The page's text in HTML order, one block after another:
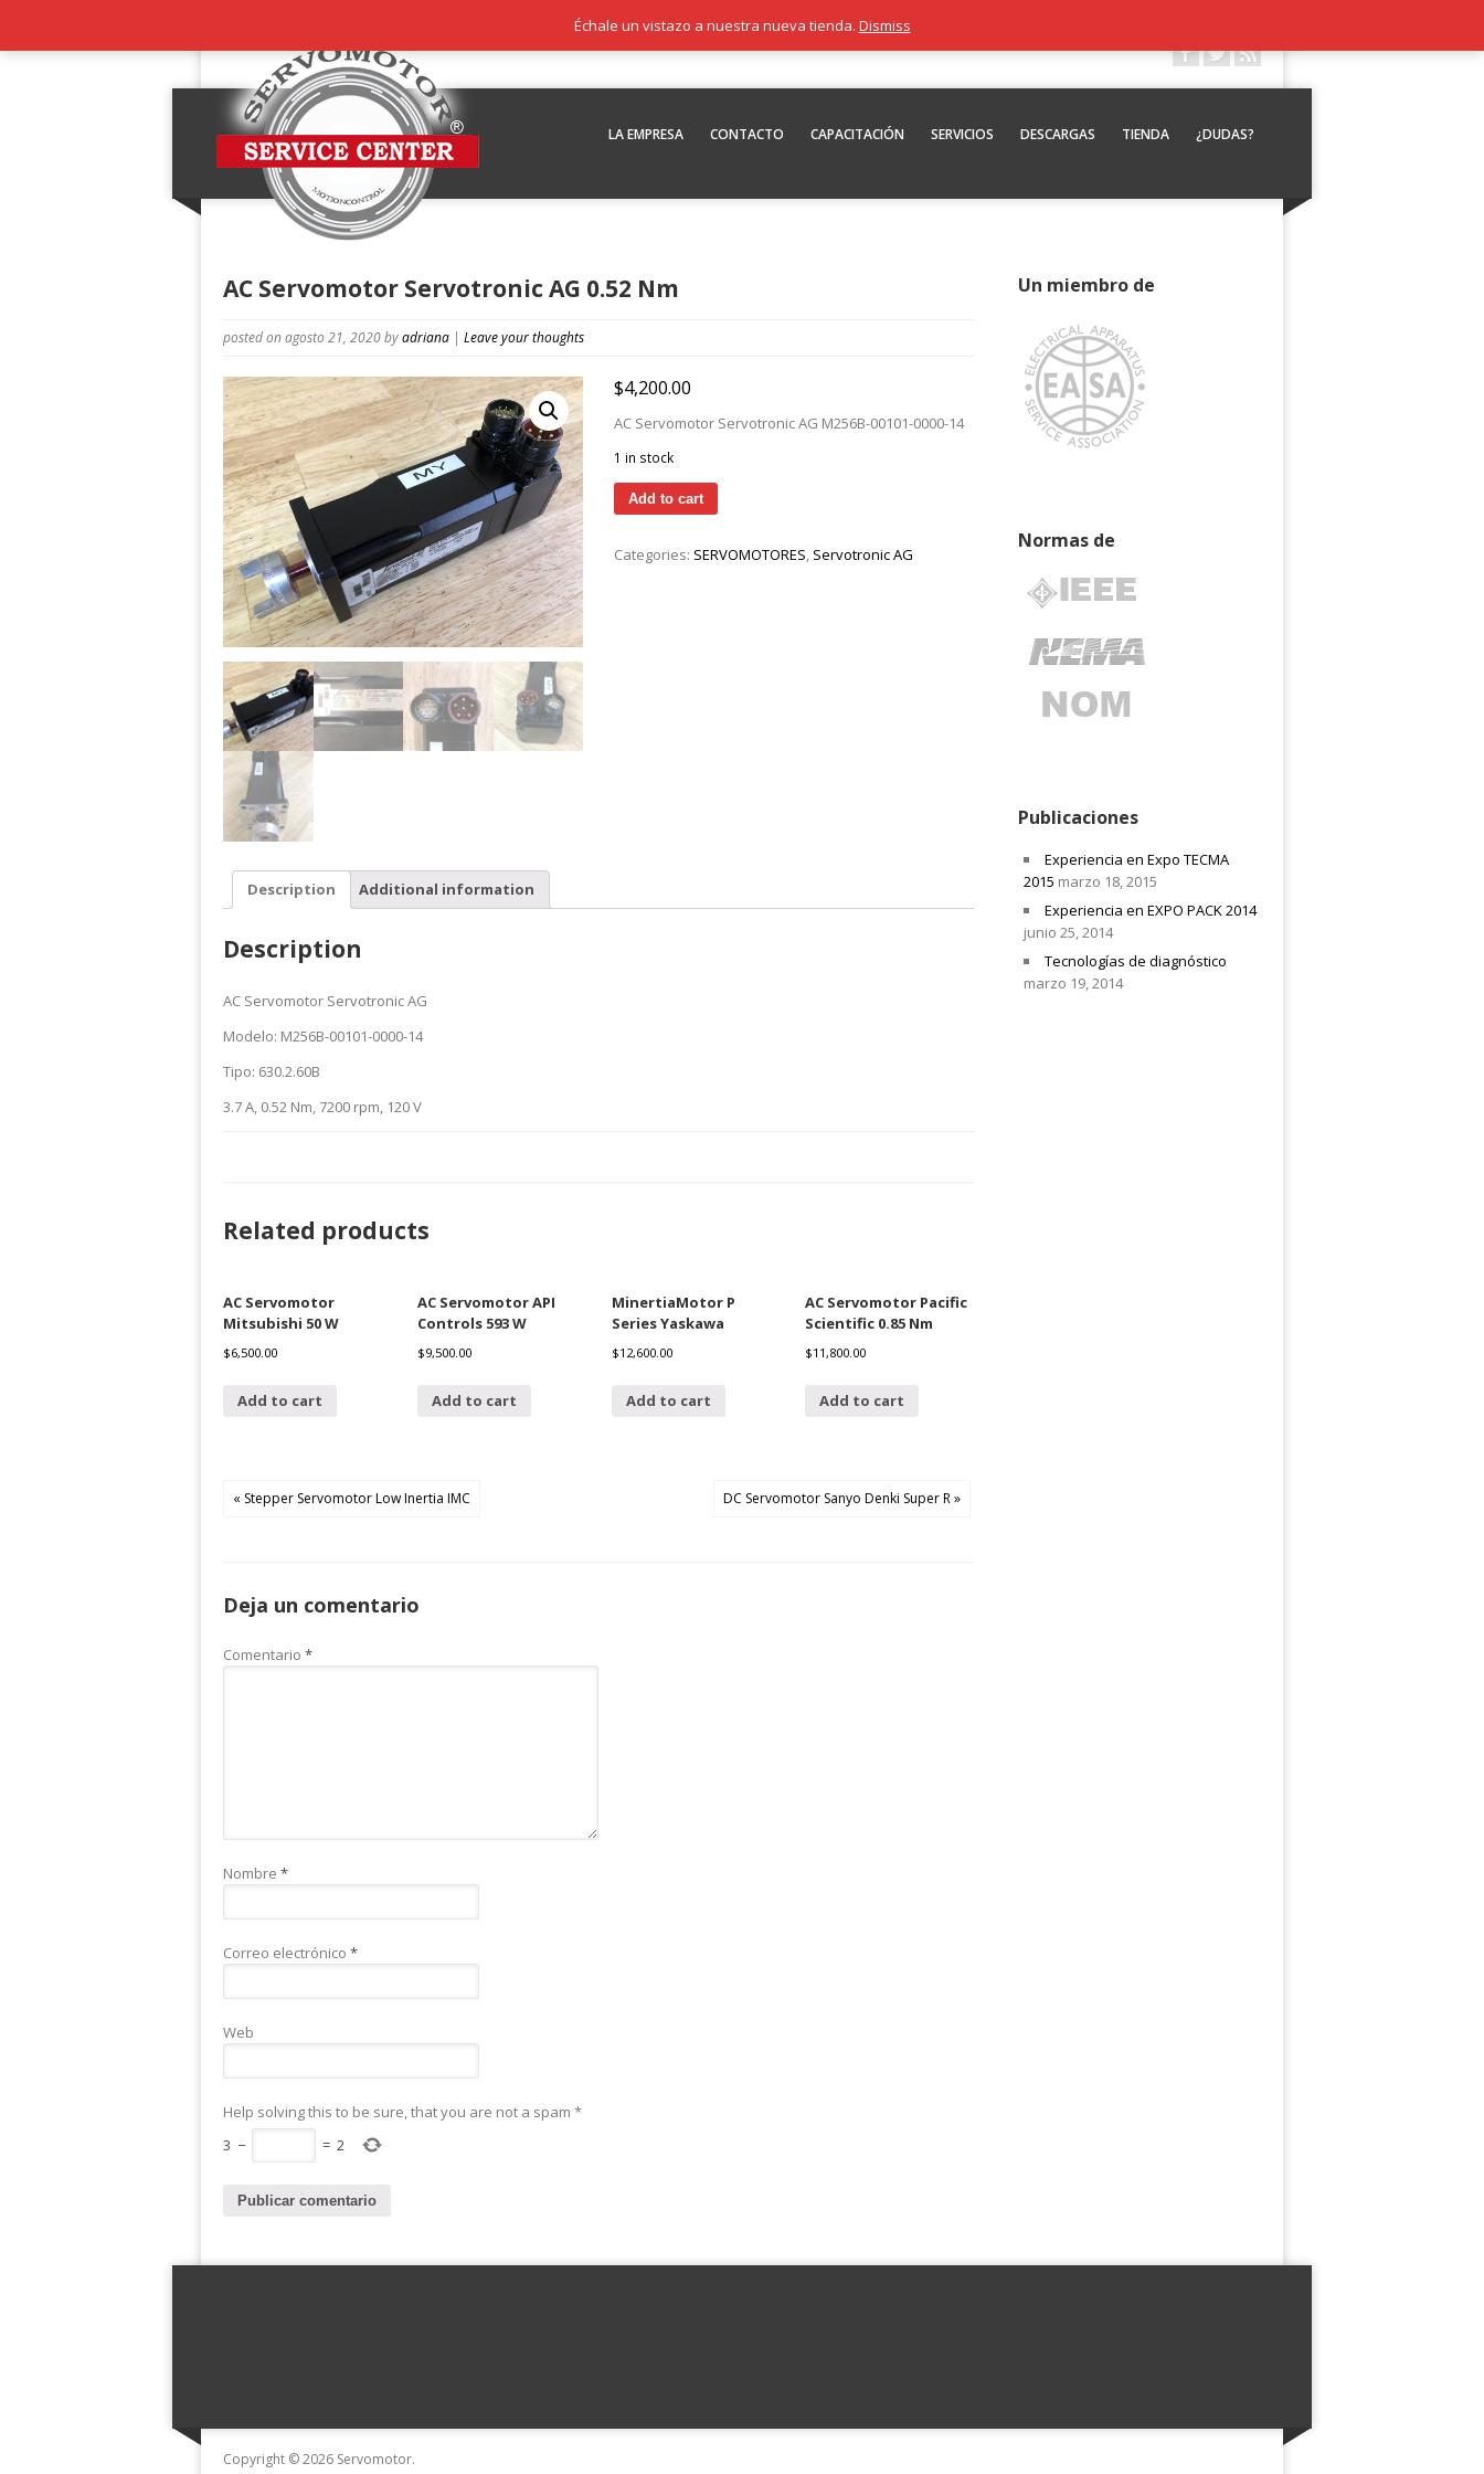
LA EMPRESA CONTACTO CAPACITACIÓN SERVICIOS DESCARGAS TIENDA ¿DUDAS?
AC Servomotor Servotronic AG 0.52 Nm
posted on agosto 21, 2020byadriana | Leave your thoughts
$4,200.00
AC Servomotor Servotronic AG M256B-00101-0000-14
1 in stock
Add to cart
Categories: SERVOMOTORES, Servotronic AG
Description Additional information
Description
AC Servomotor Servotronic AG
Modelo: M256B-00101-0000-14
Tipo: 630.2.60B
3.7 A, 0.52 Nm, 7200 rpm, 120 V
Related products
AC Servomotor
Mitsubishi 50 W
$6,500.00
Add to cart
AC Servomotor API
Controls 593 W
$9,500.00
Add to cart
MinertiaMotor P
Series Yaskawa
$12,600.00
Add to cart
AC Servomotor Pacific
Scientific 0.85 Nm
$11,800.00
Add to cart
« Stepper Servomotor Low Inertia IMC DC Servomotor Sanyo Denki Super R »
Deja un comentario
Comentario *
Nombre *
Correo electrónico *
Web
Help solving this to be sure, that you are not a spam *
3 − = 2
Un miembro de
Normas de
Publicaciones
Experiencia en Expo TECMA
2015 marzo 18, 2015
Experiencia en EXPO PACK 2014
junio 25, 2014
Tecnologías de diagnóstico
marzo 19, 2014
Copyright © 2026 Servomotor.
Échale un vistazo a nuestra nueva tienda. Dismiss